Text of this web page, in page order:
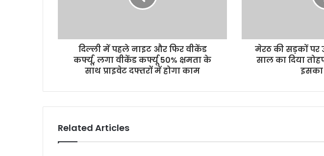
r
दिल्ली में पहले नाइट और फिर वीकेंड
कर्फ्यू, लगा वीकेंड कर्फ्यू 50% क्षमता के
साथ प्राइवेट दफ्तरों में होगा काम
मेरठ की सड़कों पर
साल का दिया
इसका
Related Articles